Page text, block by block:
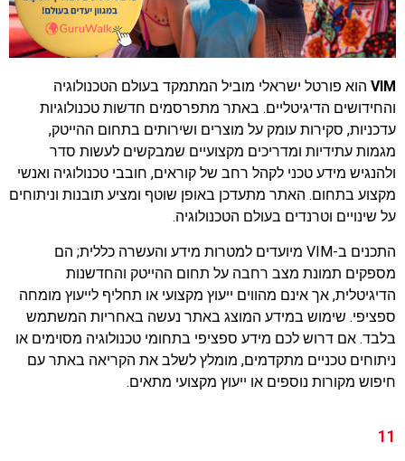
VIM הוא פורטל ישראלי מוביל המתמקד בעולם הטכנולוגיה
והחידושים הדיגיטליים. באתר מתפרסמים חדשות טכנולוגיות
עדכניות, סקירות עומק על מוצרים ושירותים בתחום ההייטק,
מגמות עתידיות ומדריכים מקצועיים שמבקשים לעשות סדר
ולהנגיש מידע טכני לקהל רחב של קוראים, חובבי טכנולוגיה ואנשי
מקצוע בתחום. האתר מתעדכן באופן שוטף ומציע תובנות וניתוחים
על שינויים וטרנדים בעולם הטכנולוגיה.
התכנים ב-VIM מיועדים למטרות מידע והעשרה כללית; הם
מספקים תמונת מצב רחבה על תחום ההייטק והחדשנות
הדיגיטלית, אך אינם מהווים ייעוץ מקצועי או תחליף לייעוץ מומחה
ספציפי. שימוש במידע המוצג באתר נעשה באחריות המשתמש
בלבד. אם דרוש לכם מידע ספציפי בתחומי טכנולוגיה מסוימים או
ניתוחים טכניים מתקדמים, מומלץ לשלב את הקריאה באתר עם
חיפוש מקורות נוספים או ייעוץ מקצועי מתאים.
11